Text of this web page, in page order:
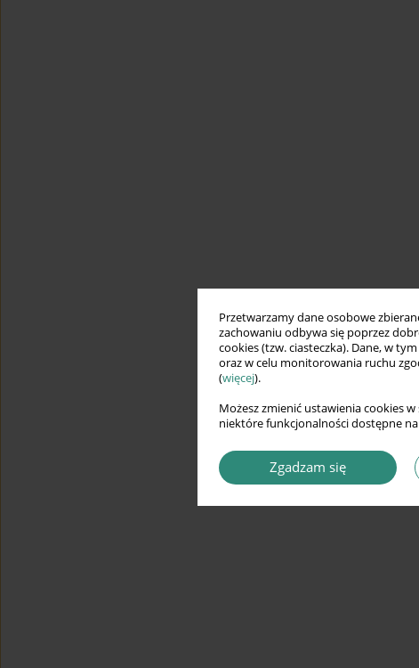
Przetwarzamy dane osobowe
zachowaniu odbywa się poprzez
cookies (tzw. ciasteczka). Dane, w
oraz w celu monitorowania ruchu
(więcej).
Możesz zmienić ustawienia cookies
niektóre funkcjonalności dostępne
Zgadzam się